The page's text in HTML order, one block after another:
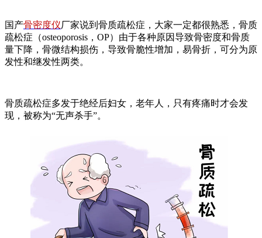
国产骨密度仪厂家说到骨质疏松症，大家一定都很熟悉，骨质
疏松症（osteoporosis，OP）由于各种原因导致骨密度和骨质
量下降，骨微结构损伤，导致骨脆性增加，易骨折，可分为原
发性和继发性两类。
骨质疏松症多发于绝经后妇女，老年人，只有疼痛时才会发
现，被称为“无声杀手”。